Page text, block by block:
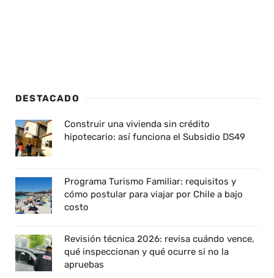
DESTACADO
Construir una vivienda sin crédito
hipotecario: así funciona el Subsidio DS49
Programa Turismo Familiar: requisitos y
cómo postular para viajar por Chile a bajo
costo
Revisión técnica 2026: revisa cuándo vence,
qué inspeccionan y qué ocurre si no la
apruebas